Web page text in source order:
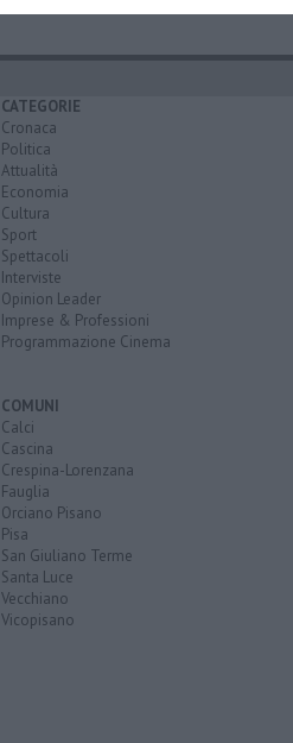
CATEGORIE
Cronaca
Politica
Attualità
Economia
Cultura
Sport
Spettacoli
Interviste
Opinion Leader
Imprese & Professioni
Programmazione Cinema
COMUNI
Calci
Cascina
Crespina-Lorenzana
Fauglia
Orciano Pisano
Pisa
San Giuliano Terme
Santa Luce
Vecchiano
Vicopisano